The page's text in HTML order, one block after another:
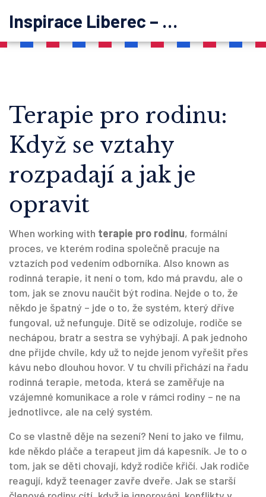
Inspirace Liberec – psychoterapie
Terapie pro rodinu:
Když se vztahy
rozpadají a jak je
opravit
When working with terapie pro rodinu, formální
proces, ve kterém rodina společně pracuje na
vztazích pod vedením odborníka. Also known as
rodinná terapie, it není o tom, kdo má pravdu, ale o
tom, jak se znovu naučit být rodina. Nejde o to, že
někdo je špatný – jde o to, že systém, který dříve
fungoval, už nefunguje. Dítě se odizoluje, rodiče se
nechápou, bratr a sestra se vyhýbají. A pak jednoho
dne přijde chvíle, kdy už to nejde jenom vyřešit přes
kávu nebo dlouhou hovor. V tu chvíli přichází na řadu
rodinná terapie, metoda, která se zaměřuje na
vzájemné komunikace a role v rámci rodiny – ne na
jednotlivce, ale na celý systém.
Co se vlastně děje na sezení? Není to jako ve filmu,
kde někdo pláče a terapeut jim dá kapesník. Je to o
tom, jak se děti chovají, když rodiče křičí. Jak rodiče
reagují, když teenager zavře dveře. Jak se starší